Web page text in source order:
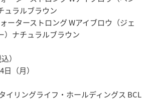
ュラルブラウン
ーターストロング Wアイブロウ（ジェ
）ナチュラルブラウン
）
（月）
イリングライフ・ホールディングス BCL